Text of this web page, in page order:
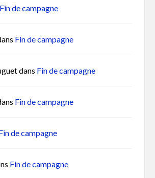
Fin de campagne
Fin de campagne
dans Fin de campagne
Fin de campagne
de campagne
Fin de campagne